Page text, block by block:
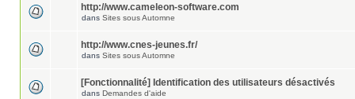
http://www.cameleon-software.com
dans Sites sous Automne
http://www.cnes-jeunes.fr/
dans Sites sous Automne
[Fonctionnalité] Identification des utilisateurs désactivés
dans Demandes d'aide